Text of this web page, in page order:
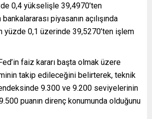
0,4 yükselişle 39,4970’ten
piyasanın açılışında
yüzde 0,1 üzerinde 39,5270’ten işlem
faiz kararı başta olmak üzere
takip edileceğini belirterek, teknik
9.300 ve 9.200 seviyelerinin
puanın direnç konumunda olduğunu